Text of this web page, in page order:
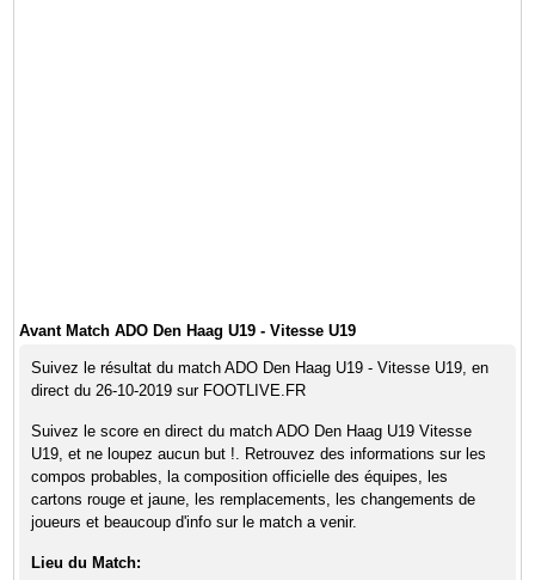
Avant Match ADO Den Haag U19 - Vitesse U19
Suivez le résultat du match ADO Den Haag U19 - Vitesse U19, en
direct du 26-10-2019 sur FOOTLIVE.FR
Suivez le score en direct du match ADO Den Haag U19 Vitesse
U19, et ne loupez aucun but !. Retrouvez des informations sur les
compos probables, la composition officielle des équipes, les
cartons rouge et jaune, les remplacements, les changements de
joueurs et beaucoup d'info sur le match a venir.
Lieu du Match: